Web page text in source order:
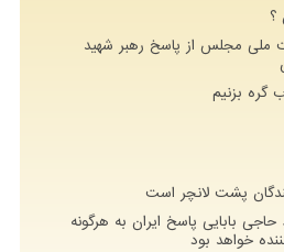
؟
ملی مجلس از پاسخ رهبر شهید
گره بزنیم
پشت لانچر است
بابایی پاسخ ایران به هرگونه
خواهد بود